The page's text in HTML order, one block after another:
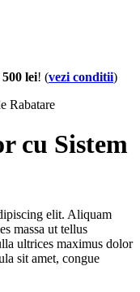
500 lei! (vezi conditii)
Rabatare
cu Sistem
elit. Aliquam
massa ut tellus
ultrices maximus dolor
sit amet, congue